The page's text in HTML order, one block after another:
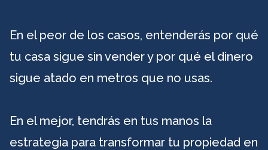
En el peor de los casos, entenderás por qué
tu casa sigue sin vender y por qué el dinero
sigue atado en metros que no usas.
En el mejor, tendrás en tus manos la
estrategia para transformar tu propiedad en